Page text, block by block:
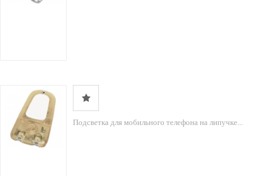
Подсветка для мобильного телефона на липучке...